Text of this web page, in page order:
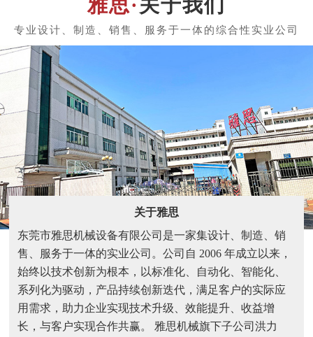
关于我们
关于雅思
东莞市雅思机械设备有限公司是一家集设计、制造、销
售、服务于一体的实业公司。公司自 2006 年成立以来，
始终以技术创新为根本，以标准化、自动化、智能化、
系列化为驱动，产品持续创新迭代，满足客户的实际应
用需求，助力企业实现技术升级、效能提升、收益增
长，与客户实现合作共赢。 雅思机械旗下子公司洪力